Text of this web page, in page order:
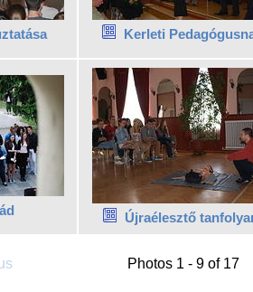
Kerleti
Újraélesztő
Photos 1 - 9 of 17